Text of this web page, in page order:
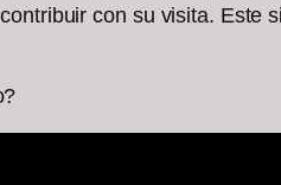
con su visita.